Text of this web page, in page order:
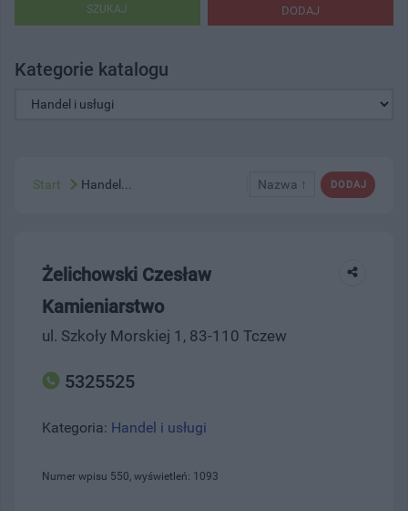
DODAJ
SZUKAJ
Kategorie katalogu
DODAJ
Nazwa ↑
Start Handel...
Żelichowski Czesław
Kamieniarstwo
ul. Szkoły Morskiej 1, 83-110 Tczew
5325525
Kategoria: Handel i usługi
Numer wpisu 550, wyświetleń: 1093